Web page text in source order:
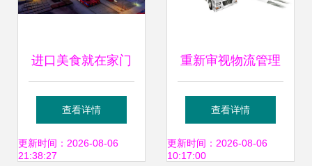
进口美食就在家门
口！江阴进境肉类
指定监管场地获批
查看详情
更新时间：2026-08-06
21:38:27
重新审视物流管理
专业 多式联运的真
正意义在哪里
查看详情
更新时间：2026-08-06
10:17:00